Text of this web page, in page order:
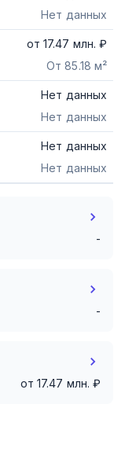
Нет данных
От 85.18 м²
от17.47 млн. ₽
Нет данных
Нет данных
Нет данных
Нет данных
-
-
от17.47 млн. ₽